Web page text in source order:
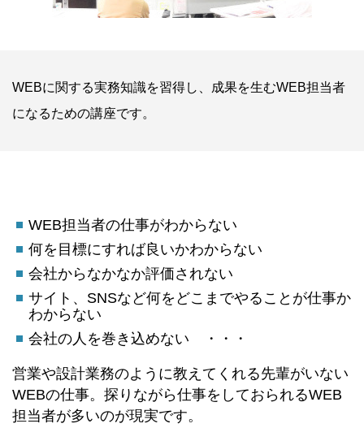
WEBに関する実務知識を習得し、成果を生むWEB担当者
になるための講座です。
WEB担当者の仕事がわからない
何を目標にすれば良いかわからない
会社からなかなか評価されない
サイト、SNSなど何をどこまでやることが仕事か
わからない
会社の人を巻き込めない ・・・
営業や設計業務のように教えてくれる先輩がいない
WEBの仕事。探りながら仕事をしておられるWEB
担当者が多いのが現実です。